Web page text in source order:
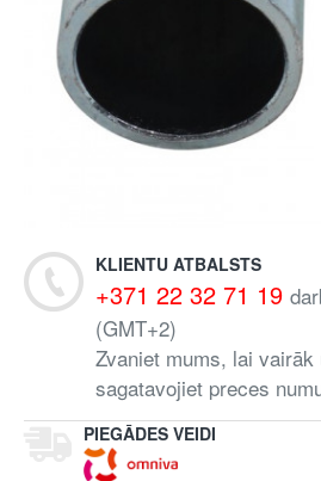
PIEGĀDES VEIDI
KLIENTU ATBALSTS
+371 22 32 71 19
(GMT+2)
Zvaniet mums, lai
sagatavojiet preces